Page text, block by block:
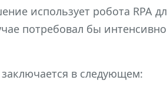
использует робота RPA
потребовал бы
в следующем: